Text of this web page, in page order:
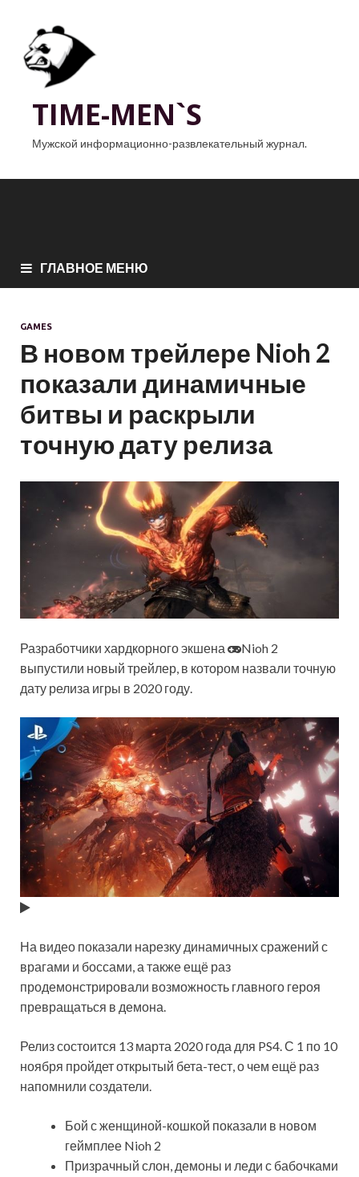
TIME-MEN`S
Мужской информационно-развлекательный журнал.
ГЛАВНОЕ МЕНЮ
GAMES
В новом трейлере Nioh 2
показали динамичные
битвы и раскрыли
точную дату релиза
Разработчики хардкорного экшена
Nioh 2
выпустили новый трейлер, в котором назвали точную
дату релиза игры в 2020 году.
На видео показали нарезку динамичных сражений с
врагами и боссами, а также ещё раз
продемонстрировали возможность главного героя
превращаться в демона.
Релиз состоится 13 марта 2020 года для PS4. С 1 по 10
ноября пройдет открытый бета-тест, о чем ещё раз
напомнили создатели.
Бой с женщиной-кошкой показали в новом
геймплее Nioh 2
Призрачный слон, демоны и леди с бабочками